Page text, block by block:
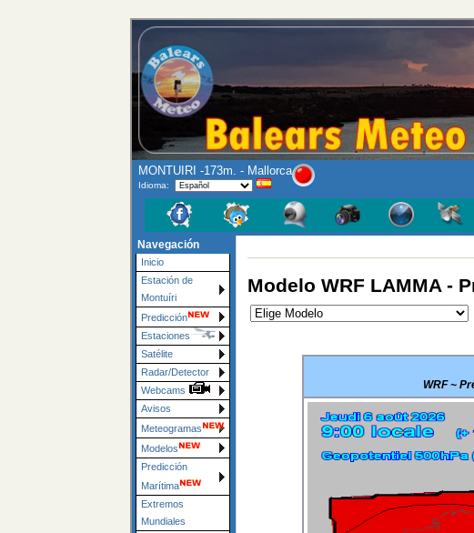
MONTUIRI -173m. - Mallorca
Idioma:
Navegación
Inicio
Estación de
Montuíri
Predicción
Estaciones
Satélite
Radar/Detector
Webcams
Avisos
Meteogramas
Modelos
Predicción
Marítima
Extremos
Mundiales
Modelo WRF LAMMA -
WRF ~